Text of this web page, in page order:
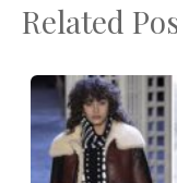
Related